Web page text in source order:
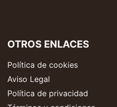
OTROS ENLACES
Política de cookies
Aviso Legal
Política de privacidad